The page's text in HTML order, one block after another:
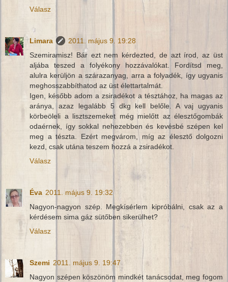
Válasz
Limara
2011. május 9. 19:28
Szemiramisz! Bár ezt nem kérdezted, de azt írod, az üst
aljába teszed a folyékony hozzávalókat. Fordítsd meg,
alulra kerüljön a szárazanyag, arra a folyadék, így ugyanis
meghosszabbíthatod az üst élettartalmát.
Igen, később adom a zsiradékot a tésztához, ha magas az
aránya, azaz legalább 5 dkg kell belőle. A vaj ugyanis
körbeöleli a lisztszemeket még mielőtt az élesztőgombák
odaérnek, így sokkal nehezebben és kevésbé szépen kel
meg a tészta. Ezért megvárom, míg az élesztő dolgozni
kezd, csak utána teszem hozzá a zsiradékot.
Válasz
Éva 2011. május 9. 19:32
Nagyon-nagyon szép. Megkísérlem kipróbálni, csak az a
kérdésem sima gáz sütőben sikerülhet?
Válasz
Szemi 2011. május 9. 19:47
Nagyon szépen köszönöm mindkét tanácsodat, meg fogom